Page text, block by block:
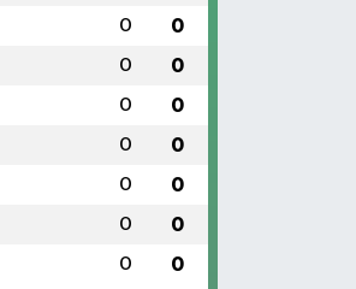
0 0
0 0
0 0
0 0
0 0
0 0
0 0